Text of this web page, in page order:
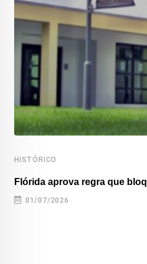
HISTÓRICO
Flórida aprova regra que
01/07/2026